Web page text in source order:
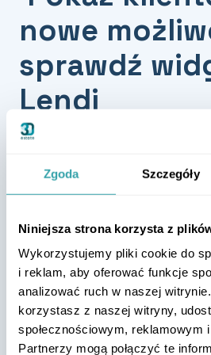
Zgoda Szczegóły
Niniejsza strona korzysta z
Wykorzystujemy pliki cookie do
i reklam, aby oferować funkcje
analizować ruch w naszej
korzystasz z naszej witryny,
społecznościowym, reklamowym
Partnerzy mogą połączyć te
nowe
sprawdź
Lendi
Narzędzia doradców
w rękach klientów.
błyskawicznie
zdolność kredytową i
w różnych bankach.
najlepszej opcji łatwiejsze
kiedykolwiek wcześniej.
działa.